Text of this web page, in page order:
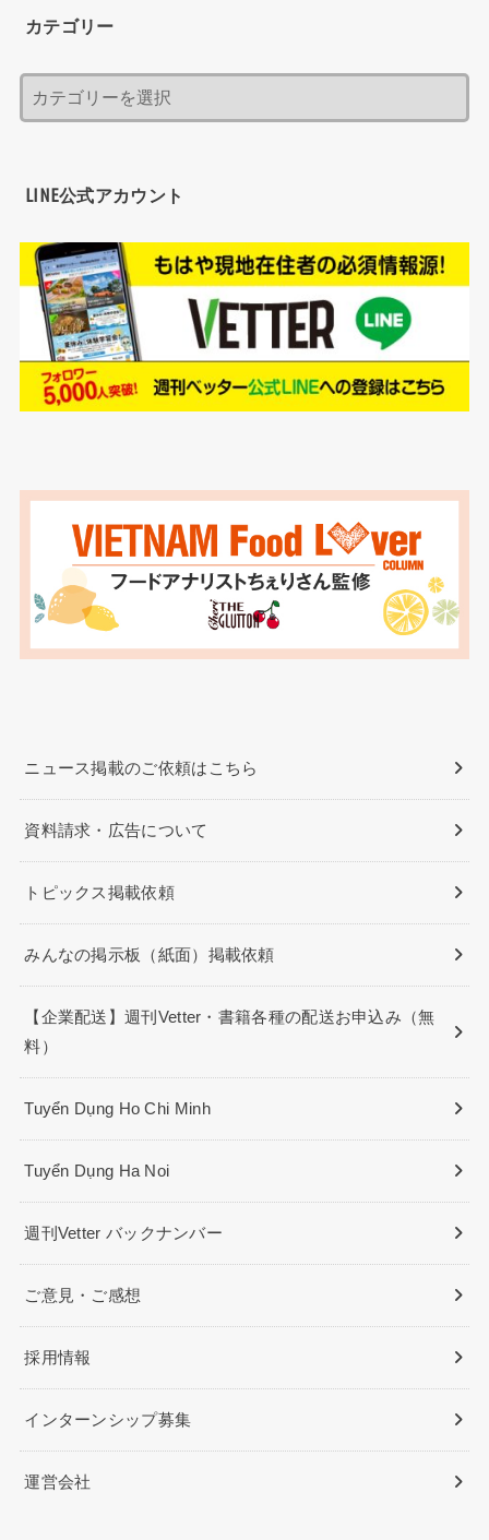
カテゴリー
LINE公式アカウント
ニュース掲載のご依頼はこちら
資料請求・広告について
トピックス掲載依頼
みんなの掲示板（紙面）掲載依頼
【企業配送】週刊Vetter・書籍各種の配送お申込み（無
料）
Tuyển Dụng Ho Chi Minh
Tuyển Dụng Ha Noi
週刊Vetter バックナンバー
ご意見・ご感想
採用情報
インターンシップ募集
運営会社